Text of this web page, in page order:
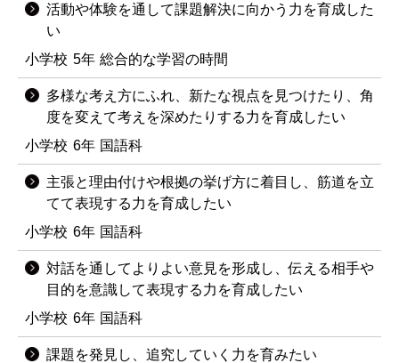
活動や体験を通して課題解決に向かう力を育成した
い
小学校 5年 総合的な学習の時間
多様な考え方にふれ、新たな視点を見つけたり、角
度を変えて考えを深めたりする力を育成したい
小学校 6年 国語科
主張と理由付けや根拠の挙げ方に着目し、筋道を立
てて表現する力を育成したい
小学校 6年 国語科
対話を通してよりよい意見を形成し、伝える相手や
目的を意識して表現する力を育成したい
小学校 6年 国語科
課題を発見し、追究していく力を育みたい